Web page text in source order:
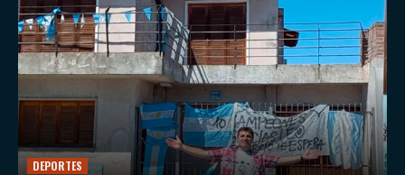
DEPORTES